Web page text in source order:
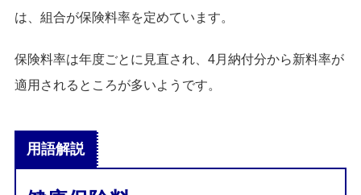
は、組合が保険料率を定めています。
保険料率は年度ごとに見直され、4月納付分から新料率が
適用されるところが多いようです。
用語解説